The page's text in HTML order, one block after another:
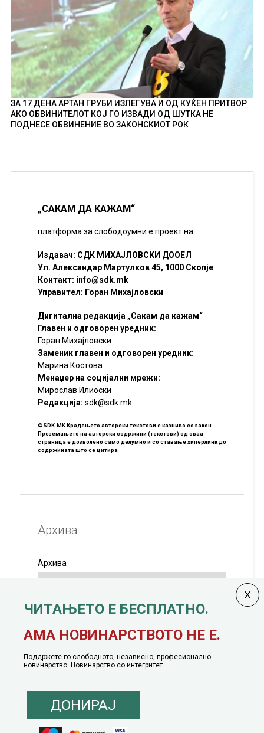
ЗА 17 ДЕНА АРТАН ГРУБИ ИЗЛЕГУВА И ОД КУЌЕН ПРИТВОР
АКО ОБВИНИТЕЛОТ КОЈ ГО ИЗВАДИ ОД ШУТКА НЕ
ПОДНЕСЕ ОБВИНЕНИЕ ВО ЗАКОНСКИОТ РОК
„САКАМ ДА КАЖАМ“
платформа за слободоумни е проект на
Издавач: СДК МИХАЈЛОВСКИ ДООЕЛ
Ул. Александар Мартулков 45, 1000 Скопје
Контакт: info@sdk.mk
Управител: Горан Михајловски
Дигитална редакција „Сакам да кажам“
Главен и одговорен уредник:
Горан Михајловски
Заменик главен и одговорен уредник:
Марина Костова
Менаџер на социјални мрежи:
Мирослав Илиоски
Редакцијa: sdk@sdk.mk
©SDK.MK Крадењето авторски текстови е казниво со закон.
Преземањето на авторски содржини (текстови) од оваа
страница е дозволено само делумно и со ставање хиперлинк до
содржината што се цитира
Архива
Архива
јануари, 1991 година
© 2016 - 2026 Сакам Да Кажам. Сите права задржани |
ЧИТАЊЕТО Е БЕСПЛАТНО.
АМА НОВИНАРСТВОТО НЕ Е.
Поддржете го слободното, независно, професионално
новинарство. Новинарство со интегритет.
ДОНИРАЈ